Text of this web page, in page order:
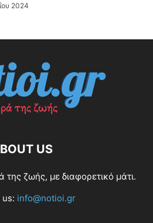
2024
US
της ζωής, με διαφορετικό μάτι.
us: info@notioi.gr